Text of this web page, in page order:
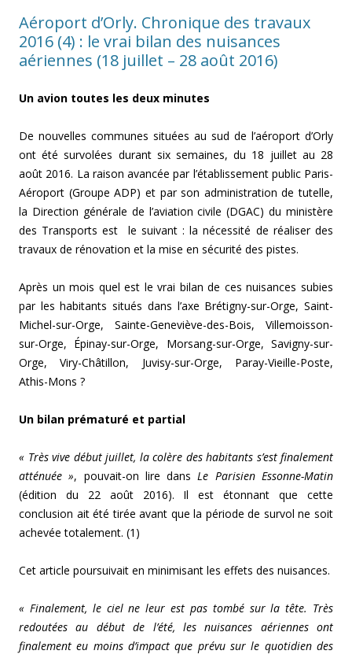
Aéroport d’Orly. Chronique des travaux
2016 (4) : le vrai bilan des nuisances
aériennes (18 juillet – 28 août 2016)
Un avion toutes les deux minutes
De nouvelles communes situées au sud de l’aéroport d’Orly
ont été survolées durant six semaines, du 18 juillet au 28
août 2016. La raison avancée par l’établissement public Paris-
Aéroport (Groupe ADP) et par son administration de tutelle,
la Direction générale de l’aviation civile (DGAC) du ministère
des Transports est le suivant : la nécessité de réaliser des
travaux de rénovation et la mise en sécurité des pistes.
Après un mois quel est le vrai bilan de ces nuisances subies
par les habitants situés dans l’axe Brétigny-sur-Orge, Saint-
Michel-sur-Orge, Sainte-Geneviève-des-Bois, Villemoisson-
sur-Orge, Épinay-sur-Orge, Morsang-sur-Orge, Savigny-sur-
Orge, Viry-Châtillon, Juvisy-sur-Orge, Paray-Vieille-Poste,
Athis-Mons ?
Un bilan prématuré et partial
« Très vive début juillet, la colère des habitants s’est finalement
atténuée », pouvait-on lire dansLe Parisien Essonne-Matin
(édition du 22 août 2016). Il est étonnant que cette
conclusion ait été tirée avant que la période de survol ne soit
achevée totalement. (1)
Cet article poursuivait en minimisant les effets des nuisances.
« Finalement, le ciel ne leur est pas tombé sur la tête. Très
redoutées au début de l’été, les nuisances aériennes ont
finalement eu moins d’impact que prévu sur le quotidien des